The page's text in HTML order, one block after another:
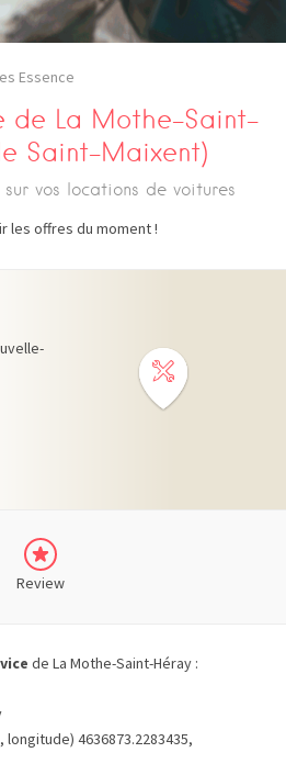
Essence
de La Mothe-Saint-
Saint-Maixent)
sur vos locations de voitures
les offres du moment !
Review
de La Mothe-Saint-Héray :
4636873.2283435,